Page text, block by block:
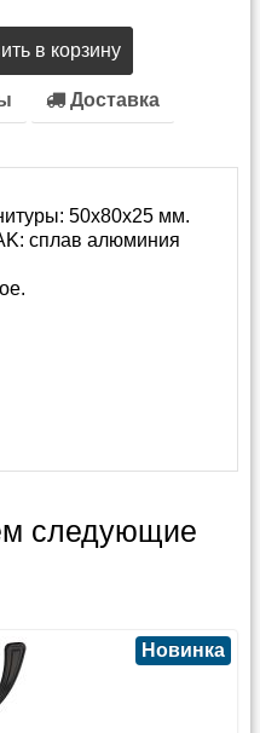
в корзину
Доставка
50х80х25 мм.
сплав алюминия
следующие
Новинка